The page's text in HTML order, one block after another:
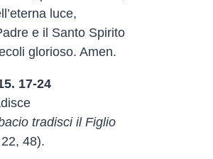
luce,
e il Santo Spirito
glorioso. Amen.
17-24
tradisci il Figlio
48).